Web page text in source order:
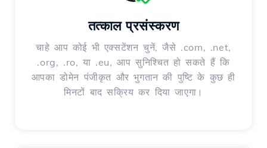
तत्काल प्रसंस्करण
चाहे आप कोई भी एक्सटेंशन चुनें, जैसे .com, .net,
.org, .ro, या .eu, आप सुनिश्चित हो सकते हैं कि
आपका डोमेन पंजीकृत और भुगतान की पुष्टि के कुछ ही
मिनटों बाद सक्रिय कर दिया जाएगा।